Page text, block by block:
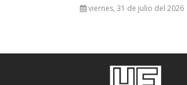
viernes, 31 de julio del 2026